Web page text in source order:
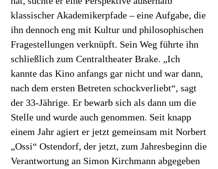
klassischer Akademikerpfade – eine Aufgabe, die
ihn dennoch eng mit Kultur und philosophischen
Fragestellungen verknüpft. Sein Weg führte ihn
schließlich zum Centraltheater Brake. „Ich
kannte das Kino anfangs gar nicht und war dann,
nach dem ersten Betreten schockverliebt“, sagt
der 33-Jährige. Er bewarb sich als dann um die
Stelle und wurde auch genommen. Seit knapp
einem Jahr agiert er jetzt gemeinsam mit Norbert
„Ossi“ Ostendorf, der jetzt, zum Jahresbeginn die
Verantwortung an Simon Kirchmann abgegeben